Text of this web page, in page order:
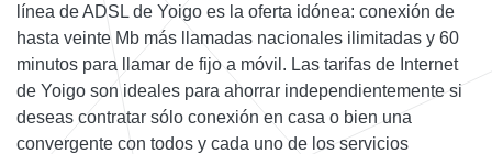
línea de ADSL de Yoigo es la oferta idónea: conexión de
hasta veinte Mb más llamadas nacionales ilimitadas y 60
minutos para llamar de fijo a móvil. Las tarifas de Internet
de Yoigo son ideales para ahorrar independientemente si
deseas contratar sólo conexión en casa o bien una
convergente con todos y cada uno de los servicios